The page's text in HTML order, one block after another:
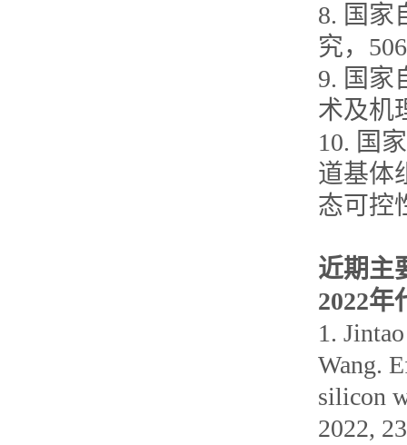
8. 国家
究，
9. 国家
术及机
10. 国
道基体
态可控
近期主
2022年
1.
Wang.
silicon
2022,